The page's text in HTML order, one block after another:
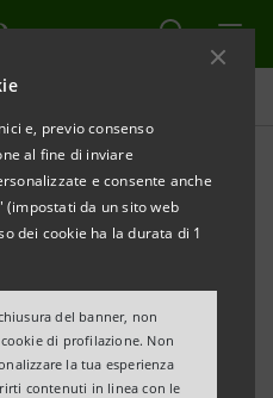
e, previo consenso
al fine di inviare
e consente anche
da un sito web
dei cookie ha la durata di 1
del banner, non
di profilazione. Non
la tua esperienza
contenuti in linea con le
–
borse
leader di